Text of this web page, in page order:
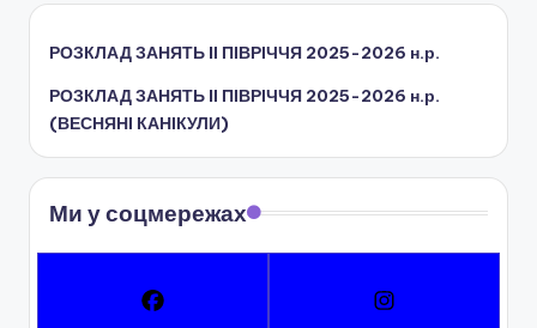
ї
р
а
д
и
РОЗКЛАД ЗАНЯТЬ IІ ПІВРІЧЧЯ 2025-2026 н.р.
РОЗКЛАД ЗАНЯТЬ IІ ПІВРІЧЧЯ 2025-2026 н.р.
(ВЕСНЯНІ КАНІКУЛИ)
Ми у соцмережах